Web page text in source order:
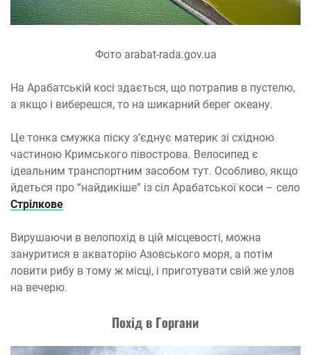
Фото arabat-rada.gov.ua
На Арабатській косі здається, що потрапив в пустелю,
а якщо і виберешся, то на шикарний берег океану.
Це тонка смужка піску з’єднує материк зі східною
частиною Кримського півострова. Велосипед є
ідеальним транспортним засобом тут. Особливо, якщо
йдеться про “найдикіше” із сіл Арабатської коси – село
Стрілкове
Вирушаючи в велопохід в цій місцевості, можна
зануритися в акваторію Азовського моря, а потім
ловити рибу в тому ж місці, і приготувати свій же улов
на вечерю.
Похід в Горгани